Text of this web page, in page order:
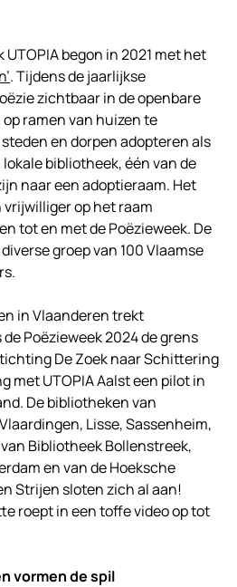
begon in 2021 met het
. Tijdens de jaarlijkse
zichtbaar in de openbare
ramen van huizen te
en dorpen adopteren als
bibliotheek, één van de
naar een adoptieraam. Het
op het raam
tot en met de Poëzieweek. De
groep van 100 Vlaamse
in Vlaanderen trekt
Poëzieweek 2024 de grens
De Zoek naar Schittering
met UTOPIA Aalst een pilot in
De bibliotheken van
Lisse, Sassenheim,
Bibliotheek Bollenstreek,
en van de Hoeksche
Strijen sloten zich al aan!
roept in een toffe video op tot
vormen de spil